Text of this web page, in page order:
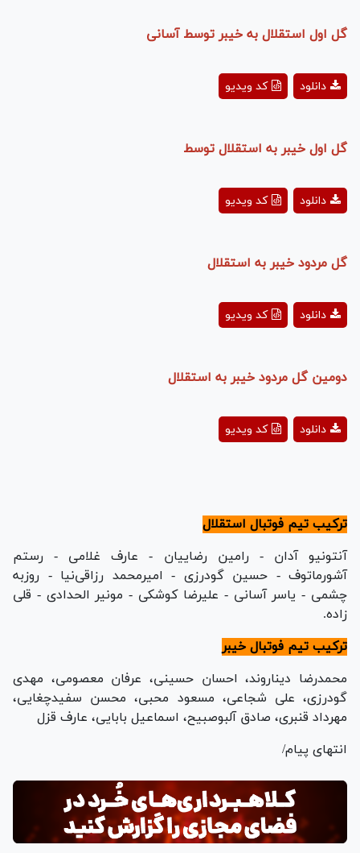
گل اول استقلال به خیبر توسط آسانی
Playکد ویدیو دانلود
گل اول خیبر به استقلال توسط
Playکد ویدیو دانلود
گل مردود خیبر به استقلال
Playکد ویدیو دانلود
دومین گل مردود خیبر به استقلال
Playکد ویدیو دانلود
ترکیب تیم فوتبال استقلال
آنتونیو آدان - رامین رضاییان - عارف غلامی - رستم
آشورماتوف - حسین گودرزی - امیرمحمد رزاقی‌نیا - روزبه
چشمی - یاسر آسانی - علیرضا کوشکی - مونیر الحدادی - قلی
زاده.
ترکیب تیم فوتبال خیبر
محمدرضا دیناروند، احسان حسینی، عرفان معصومی، مهدی
گودرزی، علی شجاعی، مسعود محبی، محسن سفیدچغایی،
مهرداد قنبری، صادق آلبوصبیح، اسماعیل بابایی، عارف قزل
انتهای پیام/